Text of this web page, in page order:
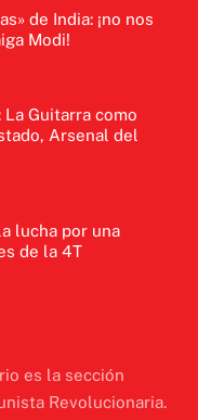
de India: ¡no nos
Modi!
La Guitarra como
Arsenal del
lucha por una
de la 4T
es la sección
Revolucionaria.